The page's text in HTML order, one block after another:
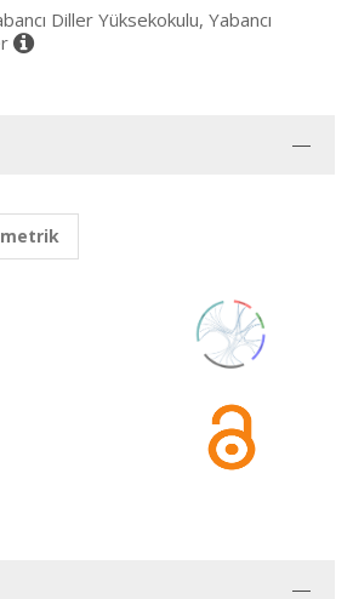
Diller Yüksekokulu, Yabancı